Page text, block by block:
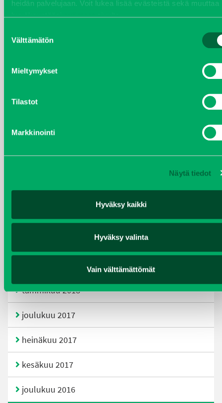
heidän palvelujaan. Voit lukea lisää evästeistä sekä muuttaa
hyväksyntääsievästeetsivulta.
valinta
Välttämätön
Mieltymykset
Tilastot
Markkinointi
Näytä tiedot
Hyväksy kaikki
Hyväksy valinta
Vain välttämättömät
huhtikuu 2022
helmikuu 2022
joulukuu 2021
joulukuu 2019
huhtikuu 2019
tammikuu 2018
joulukuu 2017
heinäkuu 2017
kesäkuu 2017
joulukuu 2016